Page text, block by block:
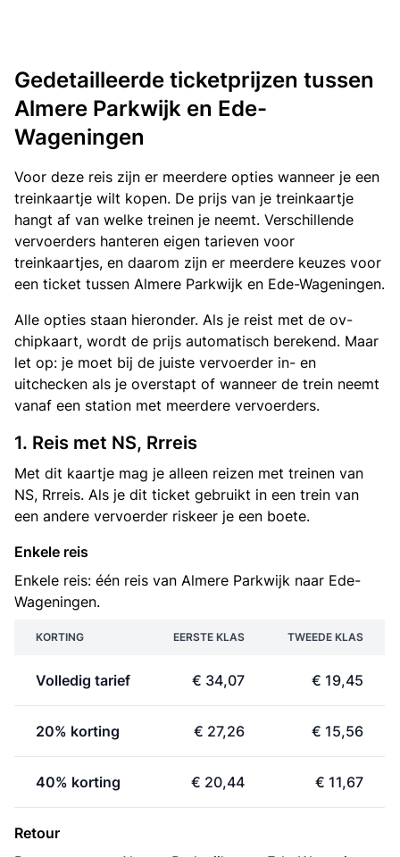
Gedetailleerde ticketprijzen tussen
Almere Parkwijk en Ede-
Wageningen
Voor deze reis zijn er meerdere opties wanneer je een
treinkaartje wilt kopen. De prijs van je treinkaartje
hangt af van welke treinen je neemt. Verschillende
vervoerders hanteren eigen tarieven voor
treinkaartjes, en daarom zijn er meerdere keuzes voor
een ticket tussen Almere Parkwijk en Ede-Wageningen.
Alle opties staan hieronder. Als je reist met de ov-
chipkaart, wordt de prijs automatisch berekend. Maar
let op: je moet bij de juiste vervoerder in- en
uitchecken als je overstapt of wanneer de trein neemt
vanaf een station met meerdere vervoerders.
1. Reis met NS, Rrreis
Met dit kaartje mag je alleen reizen met treinen van
NS, Rrreis. Als je dit ticket gebruikt in een trein van
een andere vervoerder riskeer je een boete.
Enkele reis
Enkele reis: één reis van Almere Parkwijk naar Ede-
Wageningen.
KORTING EERSTE KLAS TWEEDE KLAS
Volledig tarief € 34,07 € 19,45
20% korting € 27,26 € 15,56
40% korting € 20,44 € 11,67
Retour